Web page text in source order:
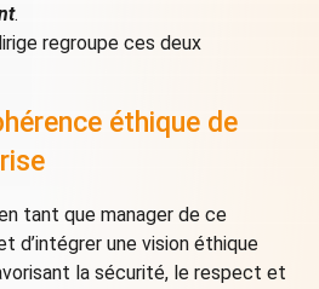
.
regroupe ces deux
éthique de
en tant que manager de ce
d’intégrer une vision éthique
la sécurité, le respect et